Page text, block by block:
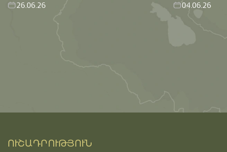
26.06.26 04.06.26
ՈՒՇԱԴՐՈՒԹՅՈՒՆ